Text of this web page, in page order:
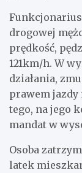
drogowej
prędkość,
121km/h. W
działania,
prawem jazdy
tego, na jego
mandat w
Osoba
latek